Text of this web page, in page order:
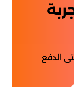
الدفع